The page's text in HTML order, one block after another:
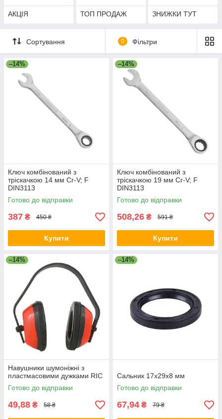
АКЦІЯ ТОП ПРОДАЖ ЗНИЖКИ ТУТ
Сортування 0 Фільтри
–14%
Ключ комбінований з
тріскачкою 14 мм Cr-V; F
DIN3113
Готово до відправки
387 ₴ 450 ₴
Купити
–14%
Ключ комбінований з
тріскачкою 19 мм Cr-V; F
DIN3113
Готово до відправки
508,26 ₴ 591 ₴
Купити
–14%
Навушники шумоніжні з
пластмасовими дужками RIC
Готово до відправки
49,88 ₴ 58 ₴
–14%
Сальник 17х29х8 мм
Готово до відправки
67,94 ₴ 79 ₴